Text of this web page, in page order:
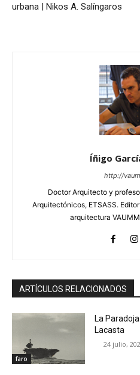
urbana | Nikos A. Salíngaros
Íñigo
http://
Doctor Arquitecto y
Arquitectónicos, ETSASS.
arquitectura
ARTÍCULOS RELACIONADOS
faro
La
Lacasta
24 julio,